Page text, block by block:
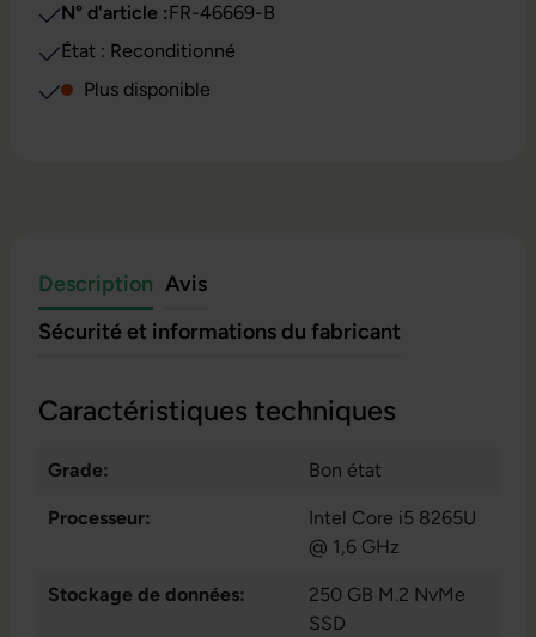
N° d'article :FR-46669-B
État : Reconditionné
Plus disponible
Description Avis
Sécurité et informations du fabricant
Caractéristiques techniques
Grade: Bon état
Processeur:
Intel Core i5 8265U
@ 1,6 GHz
Stockage de données:
250 GB M.2 NvMe
SSD